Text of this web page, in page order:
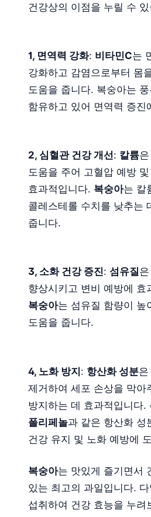
건강상의 이점을 누릴 수
1, 면역력 강화: 비타민C는
강화하고 감염으로부터 몸
도움을 줍니다. 복숭아는
함유하고 있어 면역력 증진
2, 심혈관 건강 개선: 칼륨
도움을 주어 고혈압 예방 및
효과적입니다. 복숭아는 칼
콜레스테롤 수치를 낮추는
줍니다.
3, 소화 건강 증진: 섬유질
향상시키고 변비 예방에 효
복숭아는 섬유질 함량이 높
도움을 줍니다.
4, 노화 방지: 항산화 성분
제거하여 세포 손상을 막아
방지하는 데 효과적입니다.
폴리페놀과 같은 항산화 성
건강 유지 및 노화 예방에
복숭아는 맛있게 즐기면서
있는 최고의 과일입니다.
섭취하여 건강 효능을 누려